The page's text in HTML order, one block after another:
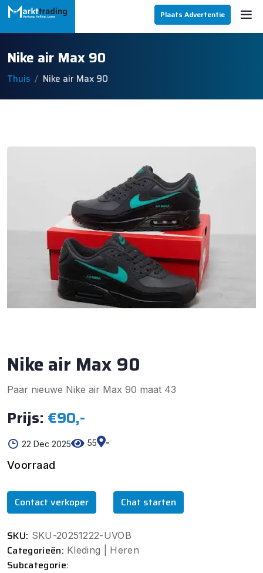
Plaats Advertentie
Nike air Max 90
Thuis Nike air Max 90
Nike air Max 90
Paar nieuwe Nike air Max 90 maat 43
Prijs: €90,-
22 Dec 2025 55
-
Voorraad
Contact verkoper Chat starten
SKU: SKU-20251222-UVOB
Categorieën: Kleding | Heren
Subcategorie: